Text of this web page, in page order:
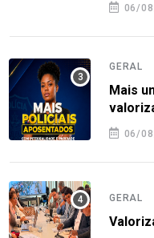
06/
GERAL
Mais
06/
GERAL